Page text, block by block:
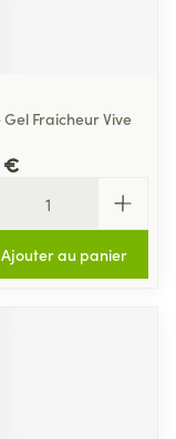
Gel Fraicheur Vive
€
Ajouter au panier